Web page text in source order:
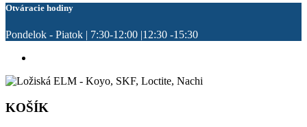
Otváracie hodiny
Pondelok - Piatok | 7:30-12:00 |12:30 -15:30
KOŠÍK